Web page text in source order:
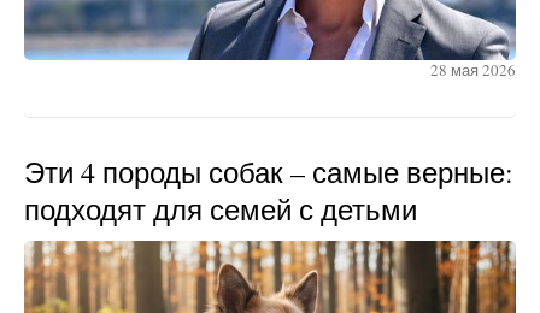
28 мая 2026
Эти 4 породы собак – самые верные:
подходят для семей с детьми